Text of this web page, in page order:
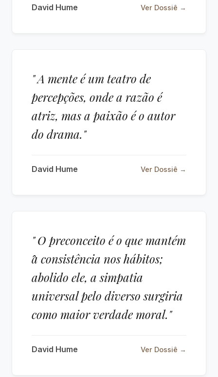
David Hume Ver Dossiê →
" A mente é um teatro de
percepções, onde a razão é
atriz, mas a paixão é o autor
do drama."
David Hume Ver Dossiê →
" O preconceito é o que mantém
̂a consistência nos hábitos;
abolido ele, a simpatia
universal pelo diverso surgiria
como maior verdade moral."
David Hume Ver Dossiê →